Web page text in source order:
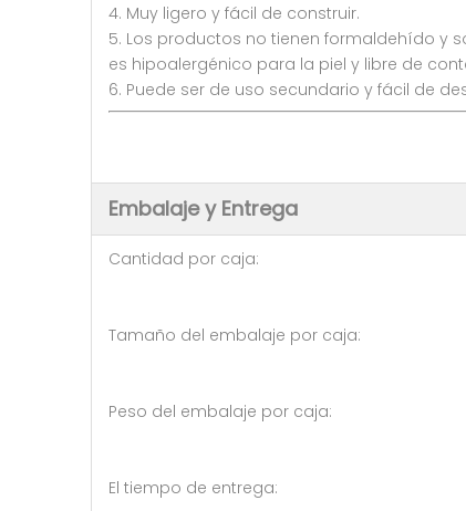
4. Muy ligero y fácil de construir.
5. Los productos no tienen formaldehído y
es hipoalergénico para la piel y libre de
6. Puede ser de uso secundario y fácil de
Embalaje y Entrega
Cantidad por caja: 10
Tamaño del embalaje por
Peso del embalaje por
El tiempo de entrega: 5-7